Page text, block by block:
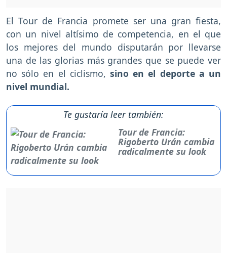
El Tour de Francia promete ser una gran fiesta,
con un nivel altísimo de competencia, en el que
los mejores del mundo disputarán por llevarse
una de las glorias más grandes que se puede ver
no sólo en el ciclismo, sino en el deporte a un
nivel mundial.
Te gustaría leer también:
Tour de Francia:
Rigoberto Urán cambia
radicalmente su look